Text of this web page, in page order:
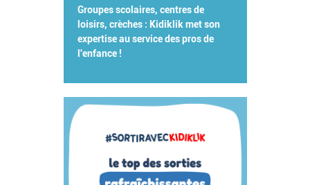
Groupes scolaires, centres de
loisirs, crèches : Kidiklik met son
expertise au service des pros de
l'enfance !